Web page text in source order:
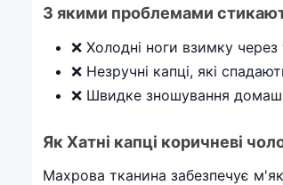
З якими проблемами
❌ Холодні ноги взимку
❌ Незручні капці, які
❌ Швидке зношування
Як Хатні капці коричневі
Махрова тканина забезпечує